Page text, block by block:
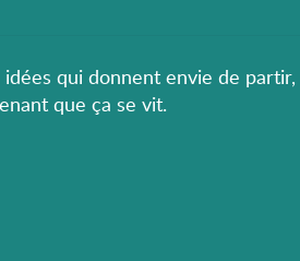
qui donnent envie de partir,
que ça se vit.